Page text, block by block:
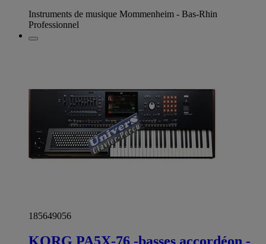
Instruments de musique Mommenheim - Bas-Rhin
Professionnel
185649056